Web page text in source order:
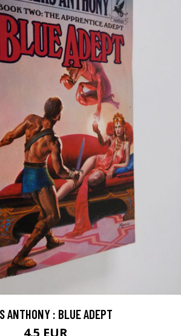
ANTHONY : BLUE ADEPT
4.5 EUR